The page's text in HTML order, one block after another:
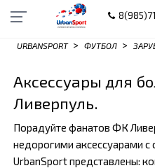
URBANSPORT > ФУТБОЛ >
Аксессуары для
Ливерпуль.
Порадуйте фанатов ФК
недорогими аксессуарами с
UrbanSport представлены: